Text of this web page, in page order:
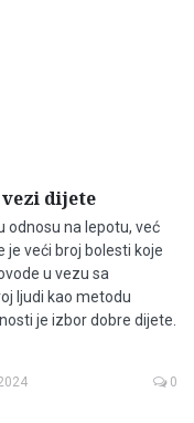
dijete
odnosu na lepotu, već
je veći broj bolesti koje
u vezu sa
ljudi kao metodu
je izbor dobre dijete.
0